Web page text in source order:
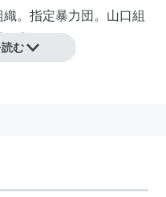
織。指定暴力団。山口組
組織の一。
む